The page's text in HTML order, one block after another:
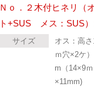
Ｎｏ．２木付ヒネリ（
ト+SUS メス：SUS
サイズ
オス：高
ｍ穴×2ケ
m（14×9
×11mm)